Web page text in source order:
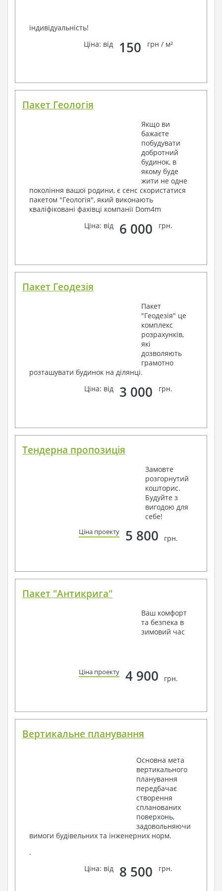
індивідуальність!
Ціна: від
150 грн / м²
Пакет Геологія
Якщо ви
бажаєте
побудувати
добротний
будинок, в
якому буде
жити не одне
покоління вашої родини, є сенс скористатися
пакетом "Геологія", який виконають
кваліфіковані фахівці компанії Dom4m
Ціна: від
6 000 грн.
Пакет Геодезія
Пакет
"Геодезія" це
комплекс
розрахунків,
які
дозволяють
грамотно
розташувати будинок на ділянці.
Ціна: від
3 000 грн.
Тендерна пропозиція
Замовте
розгорнутий
кошторис.
Будуйте з
вигодою для
себе!
Ціна проекту 5 800 грн.
Пакет "Антикрига"
Ваш комфорт
та безпека в
зимовий час
Ціна проекту 4 900 грн.
Вертикальне планування
Основна мета
вертикального
планування
передбачає
створення
спланованих
поверхонь,
задовольняючи
вимоги будівельних та інженерних норм.
.
Ціна: від
8 500 грн.